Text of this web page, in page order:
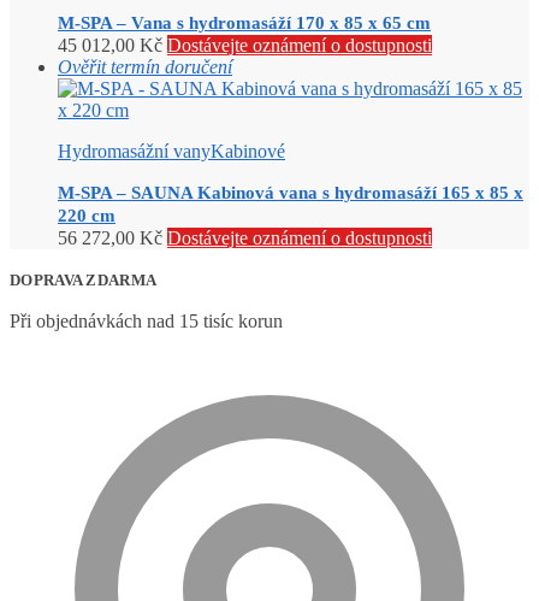
M-SPA – Vana s hydromasáží 170 x 85 x 65 cm
45 012,00 Kč Dostávejte oznámení o dostupnosti
Ověřit termín doručení
Hydromasážní vanyKabinové
M-SPA – SAUNA Kabinová vana s hydromasáží 165 x 85 x
220 cm
56 272,00 Kč Dostávejte oznámení o dostupnosti
DOPRAVA ZDARMA
Při objednávkách nad 15 tisíc korun